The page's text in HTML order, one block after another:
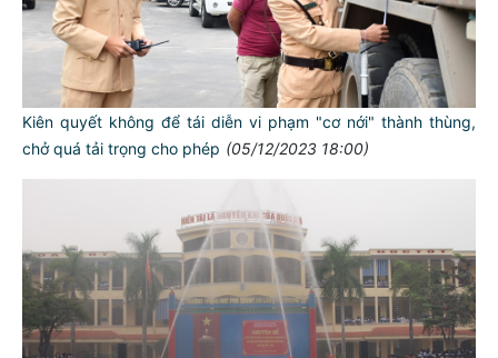
Kiên quyết không để tái diễn vi phạm "cơ nới" thành thùng,
chở quá tải trọng cho phép (05/12/2023 18:00)